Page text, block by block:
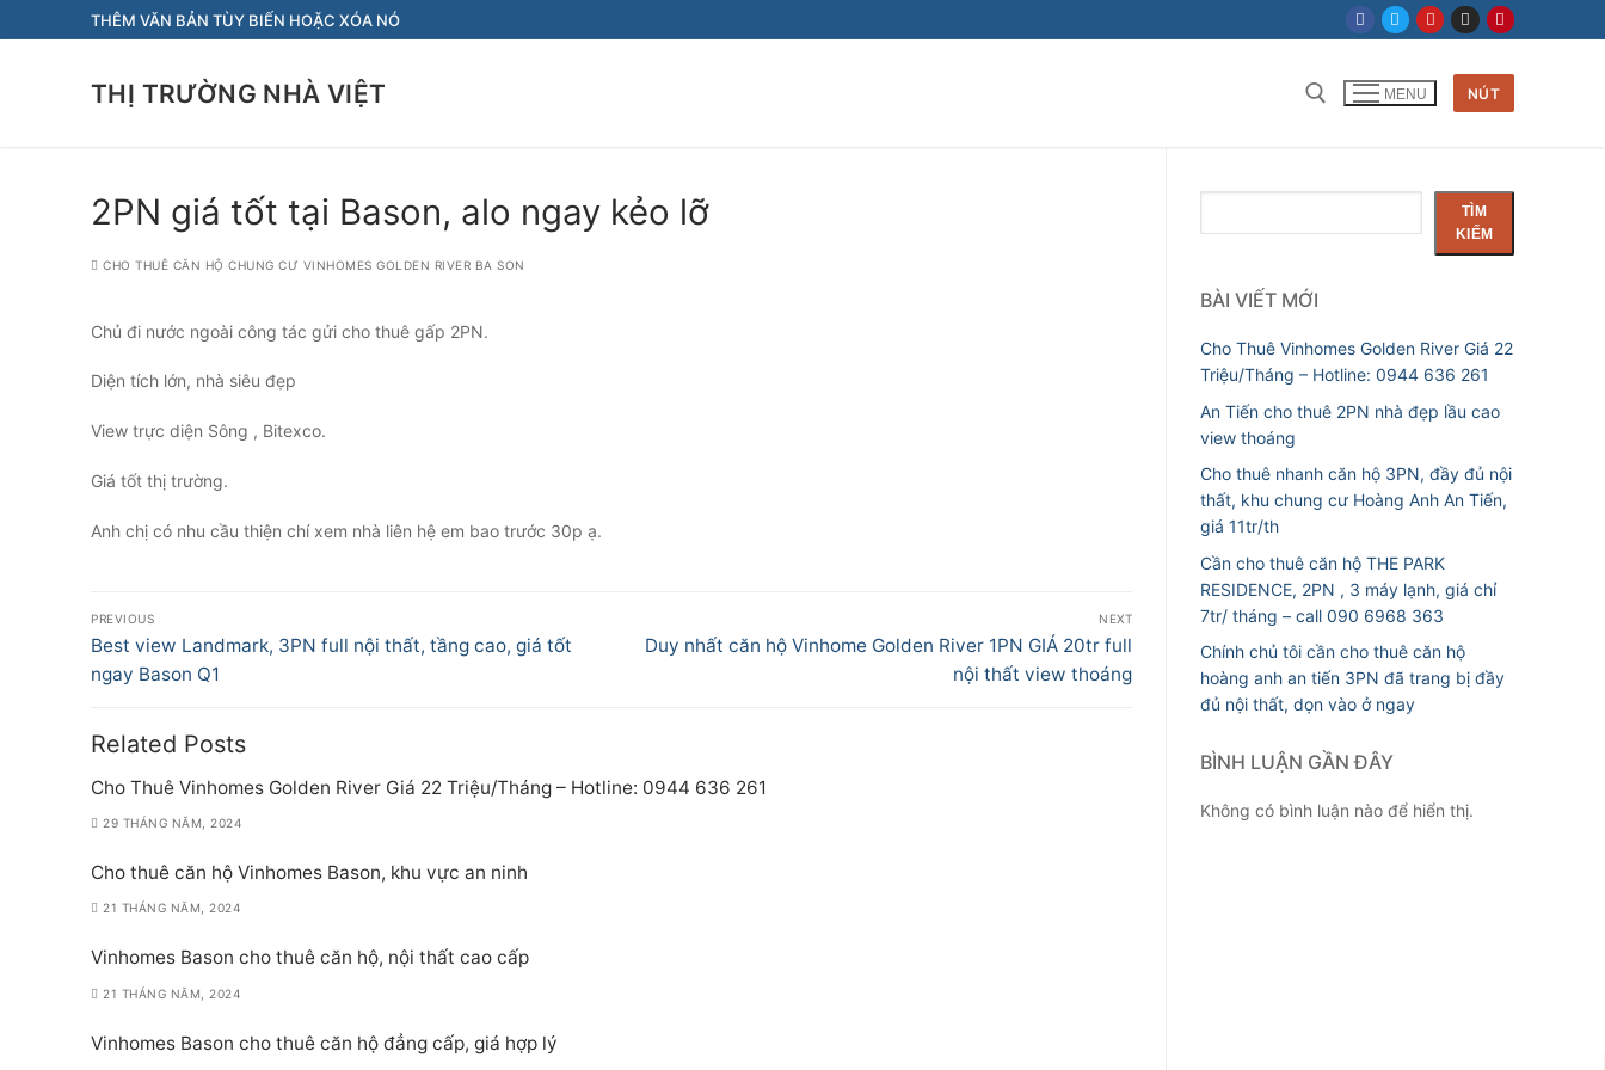
đến
THÊM VĂN BẢN TÙY BIẾN HOẶC XÓA NÓ
THỊ TRƯỜNG NHÀ VIỆT MENU NÚT
2PN giá tốt tại Bason, alo ngay kẻo lỡ
CHO THUÊ CĂN HỘ CHUNG CƯ VINHOMES GOLDEN RIVER BA SON
Chủ đi nước ngoài công tác gửi cho thuê gấp 2PN.
Diện tích lớn, nhà siêu đẹp
View trực diện Sông , Bitexco.
Giá tốt thị trường.
Anh chị có nhu cầu thiện chí xem nhà liên hệ em bao trước 30p ạ.
Điều
hướng
bài
viết
PREVIOUS
Previous
post:
Best view Landmark, 3PN full nội thất, tầng cao, giá tốt
ngay Bason Q1
NEXT
Next
Duy nhất căn hộ Vinhome Golden River 1PN GIÁ 20tr full
nội thất view thoáng
Related Posts
Cho Thuê Vinhomes Golden River Giá 22 Triệu/Tháng – Hotline: 0944 636 261
29 THÁNG NĂM, 2024
Cho thuê căn hộ Vinhomes Bason, khu vực an ninh
21 THÁNG NĂM, 2024
Vinhomes Bason cho thuê căn hộ, nội thất cao cấp
21 THÁNG NĂM, 2024
Vinhomes Bason cho thuê căn hộ đẳng cấp, giá hợp lý
kiếm
TÌM
KIẾM
BÀI VIẾT MỚI
Cho Thuê Vinhomes Golden River Giá 22
Triệu/Tháng – Hotline: 0944 636 261
An Tiến cho thuê 2PN nhà đẹp lầu cao
view thoáng
Cho thuê nhanh căn hộ 3PN, đầy đủ nội
thất, khu chung cư Hoàng Anh An Tiến,
giá 11tr/th
Cần cho thuê căn hộ THE PARK
RESIDENCE, 2PN , 3 máy lạnh, giá chỉ
7tr/ tháng – call 090 6968 363
Chính chủ tôi cần cho thuê căn hộ
hoàng anh an tiến 3PN đã trang bị đầy
đủ nội thất, dọn vào ở ngay
BÌNH LUẬN GẦN ĐÂY
Không có bình luận nào để hiển thị.